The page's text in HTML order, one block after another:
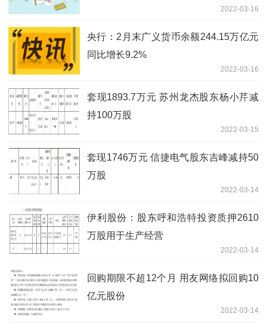
2022-03-16
央行：2月末广义货币余额244.15万亿元
同比增长9.2%
2022-03-16
套现1893.7万元 苏州龙杰股东杨小芹减
持100万股
2022-03-15
套现1746万元 信捷电气股东吉峰减持50
万股
2022-03-14
伊利股份：股东呼和浩特投资质押2610
万股用于生产经营
2022-03-14
回购期限不超12个月 用友网络拟回购10
亿元股份
2022-03-14